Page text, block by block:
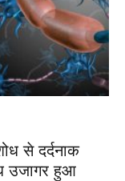
से दर्दनाक
उजागर हुआ